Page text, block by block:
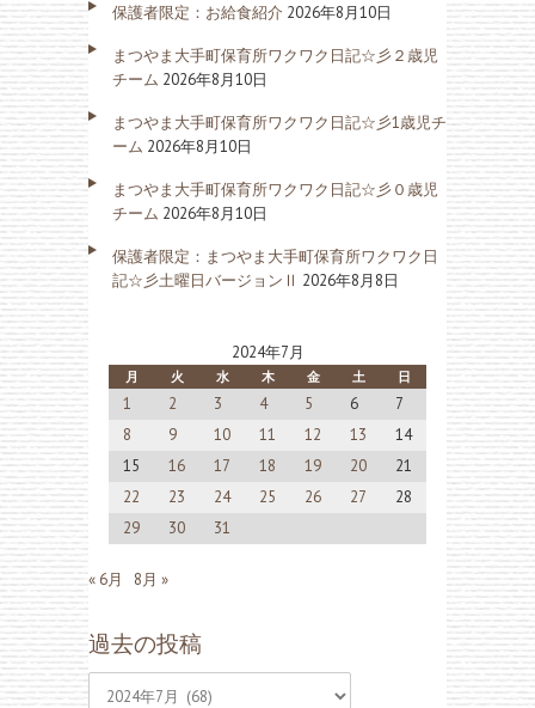
保護者限定：お給食紹介 2026年8月10日
まつやま大手町保育所ワクワク日記☆彡２歳児
チーム 2026年8月10日
まつやま大手町保育所ワクワク日記☆彡1歳児チ
ーム 2026年8月10日
まつやま大手町保育所ワクワク日記☆彡０歳児
チーム 2026年8月10日
保護者限定：まつやま大手町保育所ワクワク日
記☆彡土曜日バージョンⅡ 2026年8月8日
2024年7月
月 火 水 木 金 土 日
1 2 3 4 5 6
7
8
9 10 11 12 13
14
15
16 17 18 19 20
21
22
23 24 25 26 27
28
29
30 31
« 6月 8月 »
過去の投稿
過